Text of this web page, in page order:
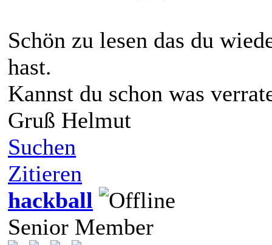
Schön zu lesen das du
hast.
Kannst du schon was
Gruß Helmut
Suchen
Zitieren
hackball
Senior Member